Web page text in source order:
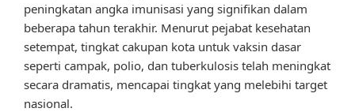
peningkatan angka imunisasi yang signifikan dalam
beberapa tahun terakhir. Menurut pejabat kesehatan
setempat, tingkat cakupan kota untuk vaksin dasar
seperti campak, polio, dan tuberkulosis telah meningkat
secara dramatis, mencapai tingkat yang melebihi target
nasional.